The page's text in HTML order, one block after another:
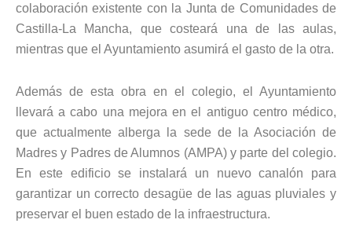
colaboración existente con la Junta de Comunidades de
Castilla-La Mancha, que costeará una de las aulas,
mientras que el Ayuntamiento asumirá el gasto de la otra.
Además de esta obra en el colegio, el Ayuntamiento
llevará a cabo una mejora en el antiguo centro médico,
que actualmente alberga la sede de la Asociación de
Madres y Padres de Alumnos (AMPA) y parte del colegio.
En este edificio se instalará un nuevo canalón para
garantizar un correcto desagüe de las aguas pluviales y
preservar el buen estado de la infraestructura.